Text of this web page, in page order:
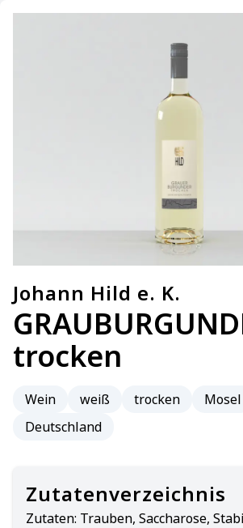
Johann Hild e. K.
trocken
Wein weiß trocken
Mosel
Deutschland
Zutatenverzeichnis
Zutaten: Trauben, Saccharose,